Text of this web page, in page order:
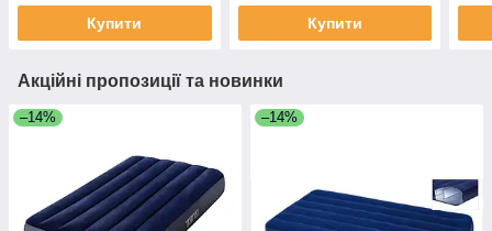
Купити Купити
Акційні пропозиції та новинки
–14% –14%